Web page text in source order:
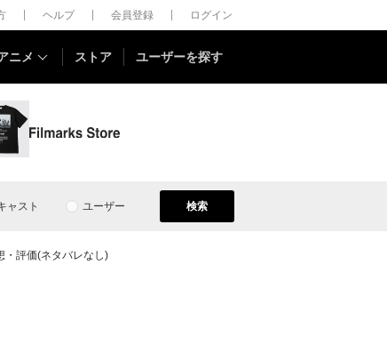
ヘルプ 会員登録 ログイン
ニメ ストア ユーザーを探す
ャスト ユーザー 検索
・評価(ネタバレなし)